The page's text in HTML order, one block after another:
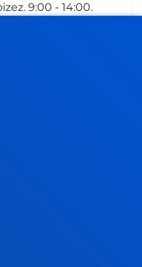
9:00 - 14:00.